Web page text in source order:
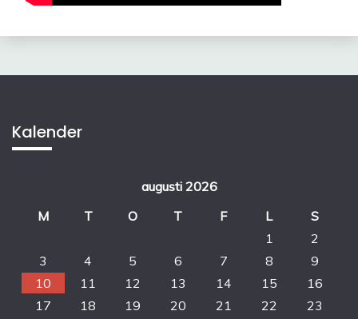
Kalender
augusti 2026
M
T O T F L
S
1
2
3
4 5 6 7 8
9
10
11 12 13 14 15
16
17
18 19 20 21 22
23